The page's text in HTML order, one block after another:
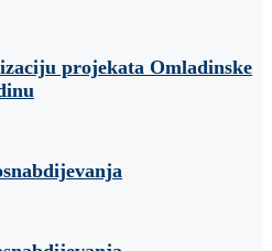
projekata Omladinske